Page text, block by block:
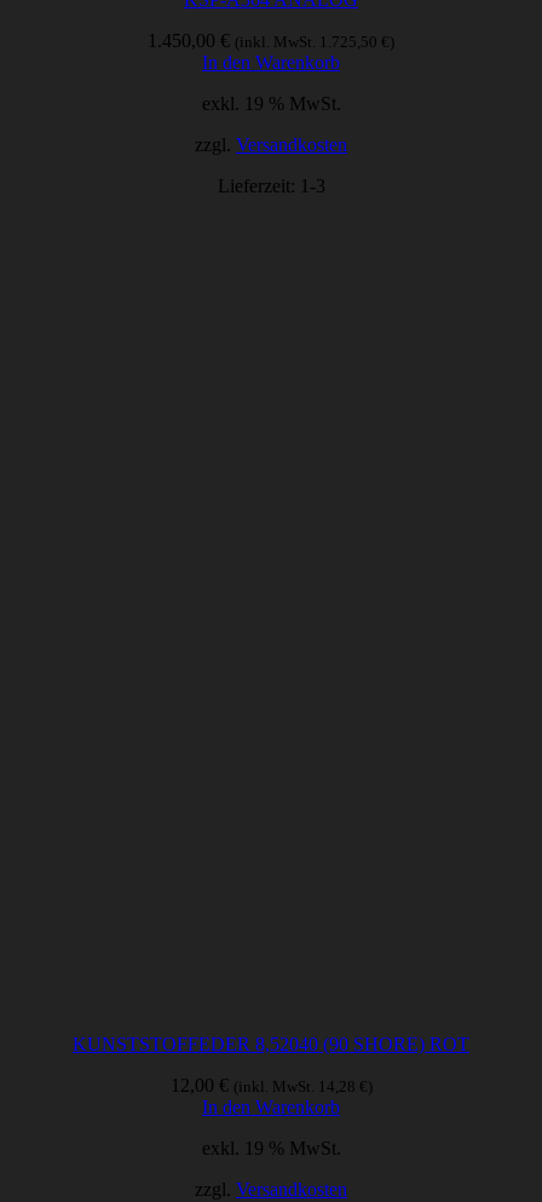
1.450,00 € (inkl. MwSt. 1.725,50 € )
In den Warenkorb
exkl. 19 % MwSt.
zzgl. Versandkosten
Lieferzeit: 1-3
KUNSTSTOFFEDER 8,52040 (90 SHORE) ROT
12,00 € (inkl. MwSt. 14,28 € )
In den Warenkorb
exkl. 19 % MwSt.
zzgl. Versandkosten